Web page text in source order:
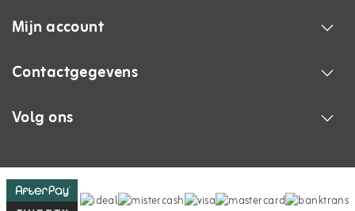
Mijn account
Contactgegevens
Volg ons